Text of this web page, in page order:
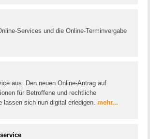
Services und die Online-Terminvergabe
aus. Den neuen Online-Antrag auf
für Betroffene und rechtliche
lassen sich nun digital erledigen. mehr...